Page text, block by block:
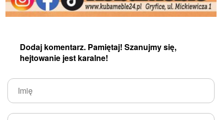
Dodaj komentarz. Pamiętaj! Szanujmy się,
hejtowanie jest karalne!